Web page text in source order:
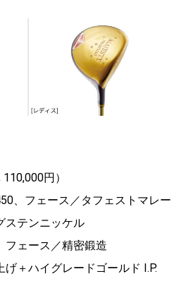
円）
、フェース／タフェストマレー
ステンニッケル
フェース／精密鍛造
＋ハイグレードゴールド I.P.